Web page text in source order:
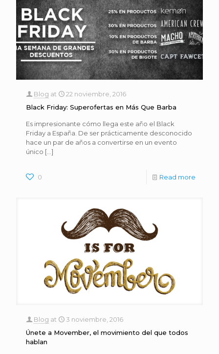
Blog at
22 noviembre, 2016
Black Friday: Superofertas en Más Que Barba
Es impresionante cómo llega este año el Black
Friday a España. De ser prácticamente desconocido
hace un par de años a convertirse en un evento
único […]
0 Read more
Blog at
3 noviembre, 2016
Únete a Movember, el movimiento del que todos
hablan